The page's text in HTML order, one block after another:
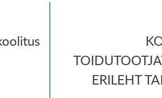
ERILEHT